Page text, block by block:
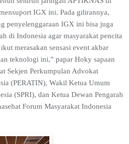
IGX ini. Pada gilirannya,
penyelenggaraan IGX ini bisa juga
di Indonesia agar masyarakat pencita
merasakan sensasi event akbar
teknologi ini,” papar Hoky sapaan
Sekjen Perkumpulan Advokat
(PERATIN), Wakil Ketua Umum
(SPRI), dan Ketua Dewan Pengarah
Forum Masyarakat Indonesia